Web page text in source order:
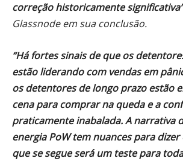
correção historicamente
Glassnode em sua conclusão.
“Há fortes sinais de que os
estão liderando com vendas em
os detentores de longo prazo estão
cena para comprar na queda e a
praticamente inabalada. A narrativa
energia PoW tem nuances para
que se segue será um teste para